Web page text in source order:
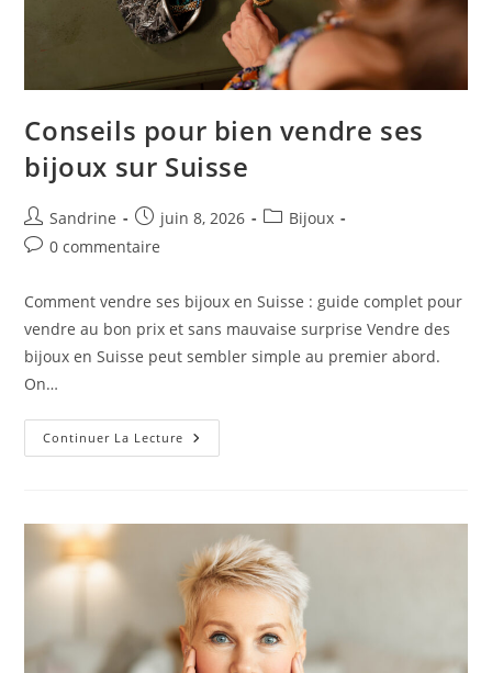
Conseils pour bien vendre ses
bijoux sur Suisse
Auteur/autrice
de
Sandrine
Publication
publiée :
juin 8, 2026
PostBijoux
Commentaires
publication :
0 commentaire
Comment vendre ses bijoux en Suisse : guide complet pour
vendre au bon prix et sans mauvaise surprise Vendre des
bijoux en Suisse peut sembler simple au premier abord.
On…
Continuer La Lecture Conseils
Pour
Sur
Suisse